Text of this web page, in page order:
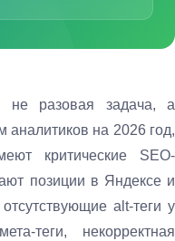
не разовая задача, а
на 2026 год,
критические SEO-
позиции в Яндексе и
alt-теги у
теги, некорректная